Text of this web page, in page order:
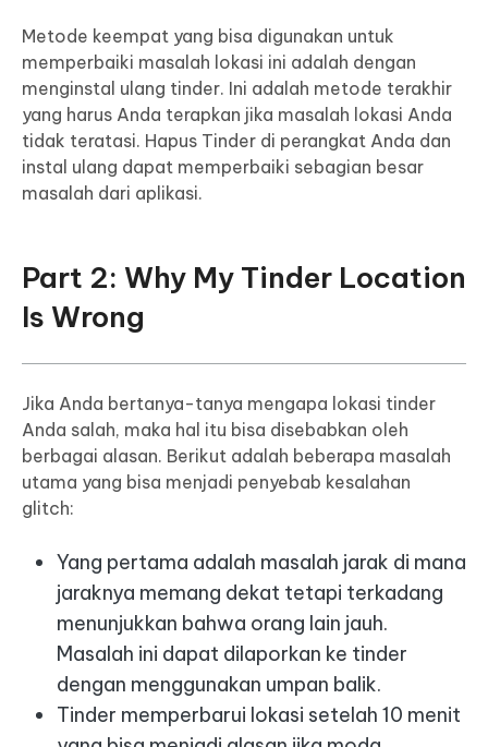
Metode keempat yang bisa digunakan untuk
memperbaiki masalah lokasi ini adalah dengan
menginstal ulang tinder. Ini adalah metode terakhir
yang harus Anda terapkan jika masalah lokasi Anda
tidak teratasi. Hapus Tinder di perangkat Anda dan
instal ulang dapat memperbaiki sebagian besar
masalah dari aplikasi.
Part 2: Why My Tinder Location
Is Wrong
Jika Anda bertanya-tanya mengapa lokasi tinder
Anda salah, maka hal itu bisa disebabkan oleh
berbagai alasan. Berikut adalah beberapa masalah
utama yang bisa menjadi penyebab kesalahan
glitch:
Yang pertama adalah masalah jarak di mana
jaraknya memang dekat tetapi terkadang
menunjukkan bahwa orang lain jauh.
Masalah ini dapat dilaporkan ke tinder
dengan menggunakan umpan balik.
Tinder memperbarui lokasi setelah 10 menit